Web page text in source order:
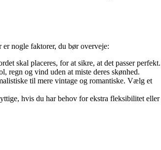
nogle faktorer, du bør overveje:
skal placeres, for at sikre, at det passer perfekt.
regn og vind uden at miste deres skønhed.
til mere vintage og romantiske. Vælg et
hvis du har behov for ekstra fleksibilitet eller